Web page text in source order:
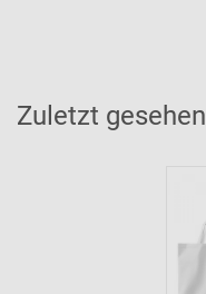
Zuletzt gesehen